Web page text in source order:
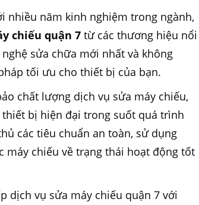
nhiều năm kinh nghiệm trong ngành,
chiếu quận 7 từ các thương hiệu nổi
sửa chữa mới nhất và không
tối ưu cho thiết bị của bạn.
chất lượng dịch vụ sửa máy chiếu,
bị hiện đại trong suốt quá trình
các tiêu chuẩn an toàn, sử dụng
máy chiếu về trạng thái hoạt động tốt
dịch vụ sửa máy chiếu quận 7 với